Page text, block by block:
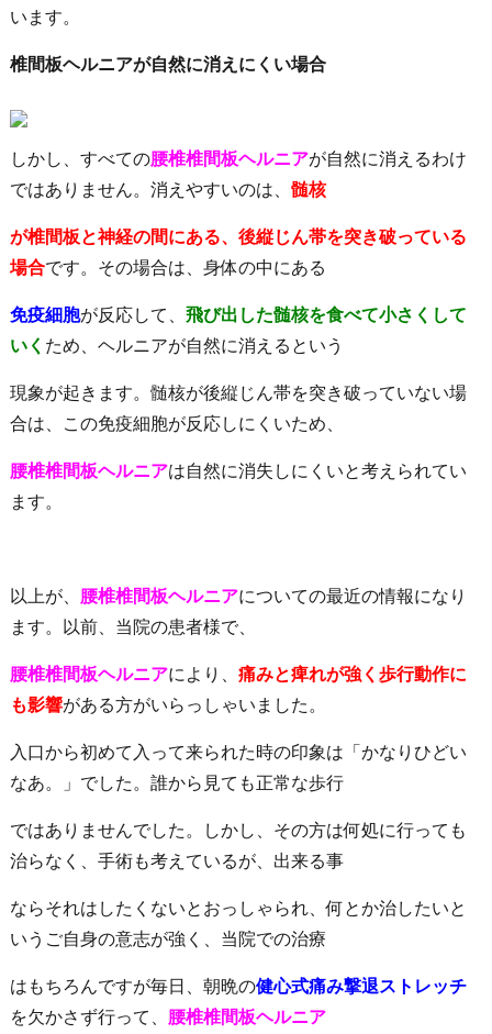
います。
椎間板ヘルニアが自然に消えにくい場合
しかし、すべての腰椎椎間板ヘルニアが自然に消えるわけ
ではありません。消えやすいのは、 髄核
が椎間板と神経の間にある、後縦じん帯を突き破っている
場合です。その場合は、身体の中にある
免疫細胞が反応して、 飛び出した髄核を食べて小さくして
いく ため、ヘルニアが自然に消えるという
現象が起きます。髄核が後縦じん帯を突き破っていない場
合は、この免疫細胞が反応しにくいため、
腰椎椎間板ヘルニアは自然に消失しにくいと考えられてい
ます。
以上が、 腰椎椎間板ヘルニアについての最近の情報になり
ます。以前、当院の患者様で、
腰椎椎間板ヘルニアにより、 痛みと痺れが強く歩行動作に
も影響がある方がいらっしゃいました。
入口から初めて入って来られた時の印象は「かなりひどい
なあ。」でした。誰から見ても正常な歩行
ではありませんでした。しかし、その方は何処に行っても
治らなく、手術も考えているが、出来る事
ならそれはしたくないとおっしゃられ、何とか治したいと
いうご自身の意志が強く、当院での治療
はもちろんですが毎日、朝晩の健心式痛み撃退ストレッチ
を欠かさず行って、 腰椎椎間板ヘルニア